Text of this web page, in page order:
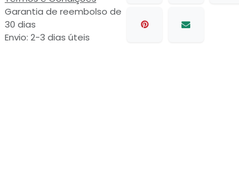
Garantia de reembolso de
30 dias
Envio: 2-3 dias úteis